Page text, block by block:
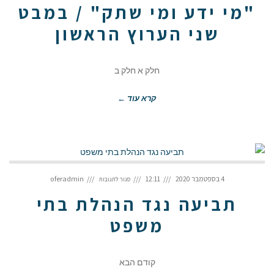
במבט
שני
"מי ידע ומי שתק" / במבט
שני הערוץ הראשון
חלק א חלק ב
קרא עוד ←
4 בספטמבר 2020 12:11 סגור לתגובות תביעה
נגד oferadmin
תביעה נגד הנהלת בתי
משפט
קודם הבא